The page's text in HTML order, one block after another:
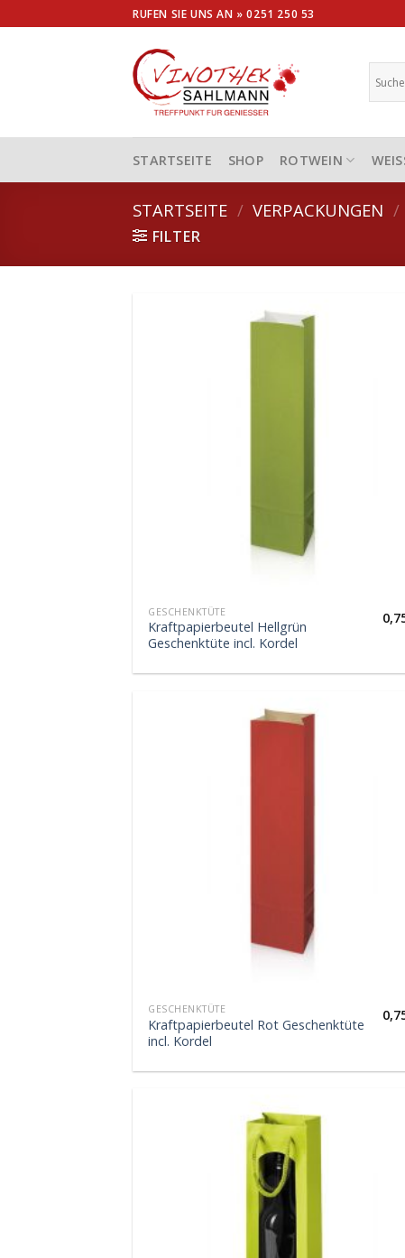
to
RUFEN SIE UNS AN »0251 250 53
STARTSEITE SHOP ROTWEIN
STARTSEITE / VERPACKUNGEN /
FILTER
GESCHENKTÜTE
Kraftpapierbeutel Hellgrün
Geschenktüte incl. Kordel
GESCHENKTÜTE
Kraftpapierbeutel Rot Geschenktüte
incl. Kordel